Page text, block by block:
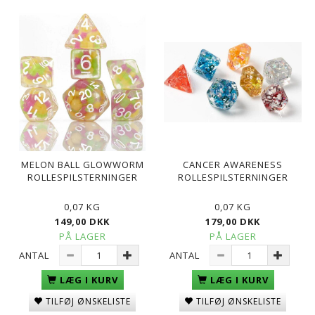
MELON BALL GLOWWORM
ROLLESPILSTERNINGER
0,07 KG
149,00 DKK
PÅ LAGER
ANTAL
LÆG I KURV
TILFØJ ØNSKELISTE
CANCER AWARENESS
ROLLESPILSTERNINGER
0,07 KG
179,00 DKK
PÅ LAGER
ANTAL
LÆG I KURV
TILFØJ ØNSKELISTE